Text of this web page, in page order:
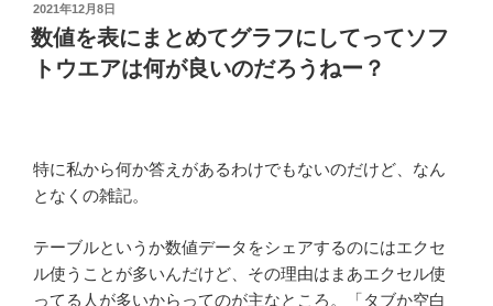
投
稿
日:
2021年12月8日
数値を表にまとめてグラフにしてってソフ
トウエアは何が良いのだろうねー？
特に私から何か答えがあるわけでもないのだけど、なん
となくの雑記。
テーブルというか数値データをシェアするのにはエクセ
ル使うことが多いんだけど、その理由はまあエクセル使
ってる人が多いからってのが主なところ。「タブか空白